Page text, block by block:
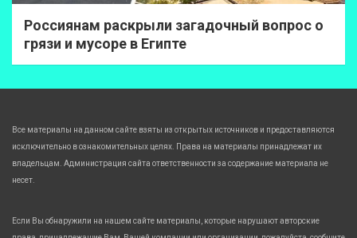
Россиянам раскрыли загадочный вопрос о
грязи и мусоре в Египте
Все материалы на данном сайте взяты из открытых источников и предоставляются
исключительно в ознакомительных целях. Права на материалы принадлежат их
владельцам. Администрация сайта ответственности за содержание материала не
несет.
Если Вы обнаружили на нашем сайте материалы, которые нарушают авторские